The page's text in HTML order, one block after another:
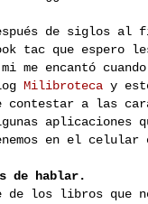
de siglos al
tac que espero
me encantó
Milibrotecay
contestar a las
aplicaciones
en el
de hablar.
de los libros que